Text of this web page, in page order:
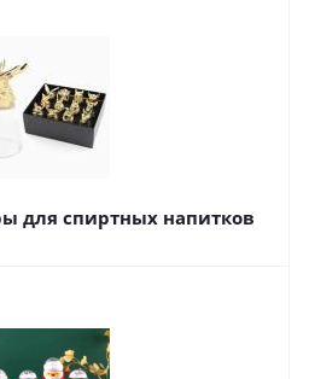
для спиртных напитков